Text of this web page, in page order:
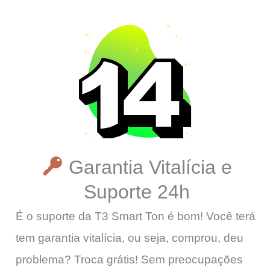
Garantia Vitalícia e
Suporte 24h
É o suporte da T3 Smart Ton é bom! Você terá
tem garantia vitalícia, ou seja, comprou, deu
problema? Troca grátis! Sem preocupações